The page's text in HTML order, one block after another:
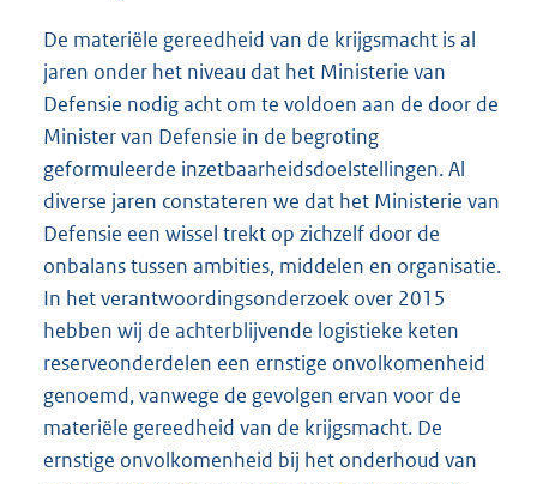
De materiële gereedheid van de krijgsmacht is al
jaren onder het niveau dat het Ministerie van
Defensie nodig acht om te voldoen aan de door de
Minister van Defensie in de begroting
geformuleerde inzetbaarheidsdoelstellingen. Al
diverse jaren constateren we dat het Ministerie van
Defensie een wissel trekt op zichzelf door de
onbalans tussen ambities, middelen en organisatie.
In het verantwoordingsonderzoek over 2015
hebben wij de achterblijvende logistieke keten
reserveonderdelen een ernstige onvolkomenheid
genoemd, vanwege de gevolgen ervan voor de
materiële gereedheid van de krijgsmacht. De
ernstige onvolkomenheid bij het onderhoud van